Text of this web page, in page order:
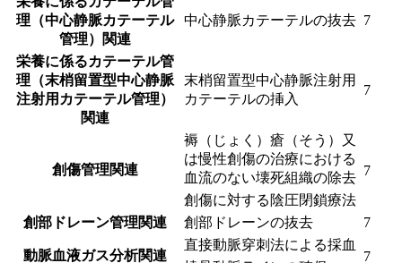
理（中心静脈カテーテル
管理）関連
中心静脈カテーテルの抜去 7
栄養に係るカテーテル管
理（末梢留置型中心静脈
注射用カテーテル管理）
関連
末梢留置型中心静脈注射用
カテーテルの挿入
7
創傷管理関連
褥（じょく）瘡（そう）又
は慢性創傷の治療における
血流のない壊死組織の除去 7
創傷に対する陰圧閉鎖療法
創部ドレーン管理関連
創部ドレーンの抜去 7
動脈血液ガス分析関連
直接動脈穿刺法による採血
7